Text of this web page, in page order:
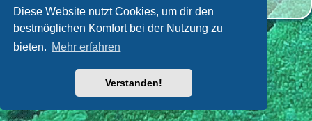
Diese Website nutzt Cookies, um dir den
bestmöglichen Komfort bei der Nutzung zu
bieten. Mehr erfahren
Verstanden!
Deutsche Übersetzung durch
phpBB.de| Style par